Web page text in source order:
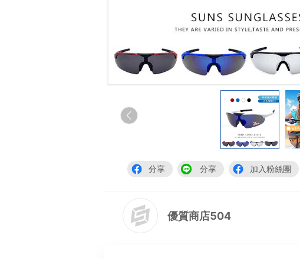
分享 分享 加入粉絲團
優質商店504